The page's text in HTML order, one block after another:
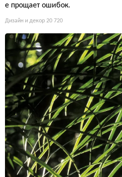
е прощает ошибок.
Дизайн и декор 20 720